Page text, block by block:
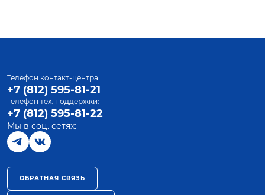
Телефон контакт-центра:
+7 (812) 595-81-21
Телефон тех. поддержки:
+7 (812) 595-81-22
Мы в соц. сетях:
ОБРАТНАЯ СВЯЗЬ